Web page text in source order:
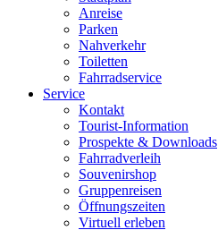
Anreise
Parken
Nahverkehr
Toiletten
Fahrradservice
Service
Kontakt
Tourist-Information
Prospekte & Downloads
Fahrradverleih
Souvenirshop
Gruppenreisen
Öffnungszeiten
Virtuell erleben